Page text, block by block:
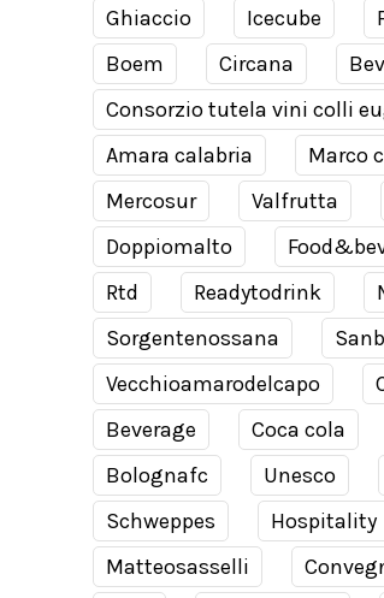
Ghiaccio
Icecube
Boem
Circana
Consorzio tutela vini colli
Amara calabria
Marco
Mercosur
Valfrutta
Doppiomalto
Rtd
Readytodrink
Sorgentenossana
Vecchioamarodelcapo
Beverage
Coca cola
Bolognafc
Unesco
Schweppes
Hospitality
Matteosasselli